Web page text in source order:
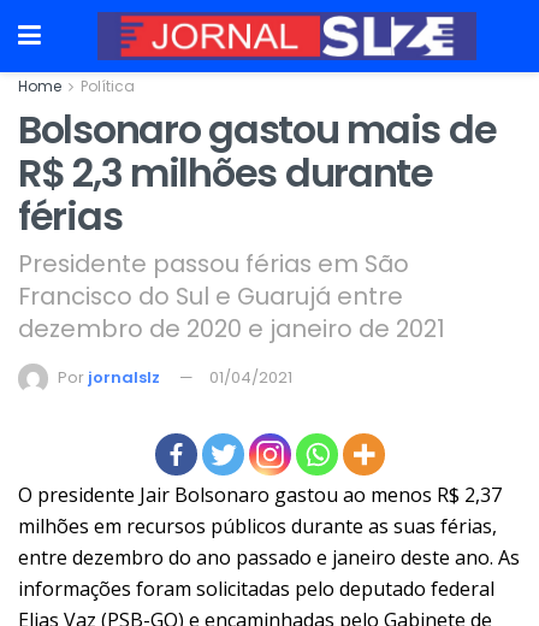
Home Política
Bolsonaro gastou mais de
R$ 2,3 milhões durante
férias
Presidente passou férias em São
Francisco do Sul e Guarujá entre
dezembro de 2020 e janeiro de 2021
Por jornalslz 01/04/2021
O presidente Jair Bolsonaro gastou ao menos R$ 2,37
milhões em recursos públicos durante as suas férias,
entre dezembro do ano passado e janeiro deste ano. As
informações foram solicitadas pelo deputado federal
Elias Vaz (PSB-GO) e encaminhadas pelo Gabinete de